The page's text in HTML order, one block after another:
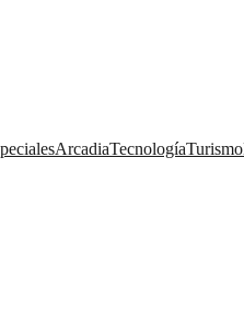
ArcadiaTecnologíaTurismo